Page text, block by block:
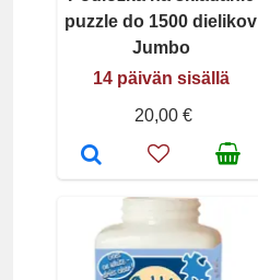
puzzle do 1500 dielikov
Jumbo
14 päivän sisällä
20,00 €